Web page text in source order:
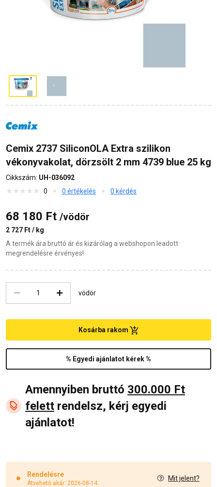
Cemix 2737 SiliconOLA Extra szilikon
vékonyvakolat, dörzsölt 2 mm 4739 blue 25 kg
Cikkszám: UH-036092
0
0 értékelés 0 kérdés
68 180 Ft /vödör
2 727 Ft / kg
A termék ára bruttó ár és kizárólag a webshopon leadott
megrendelésre érvényes!
vödör
% Egyedi ajánlatot kérek %
Kosárba rakom
Amennyiben bruttó 300.000 Ft
felett rendelsz, kérj egyedi
ajánlatot!
Rendelésre
Átvehető akár: 2026-08-14
Mit jelent?